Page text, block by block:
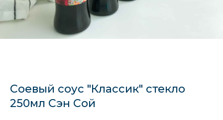
Соевый соус "Классик" стекло
250мл Сэн Сой